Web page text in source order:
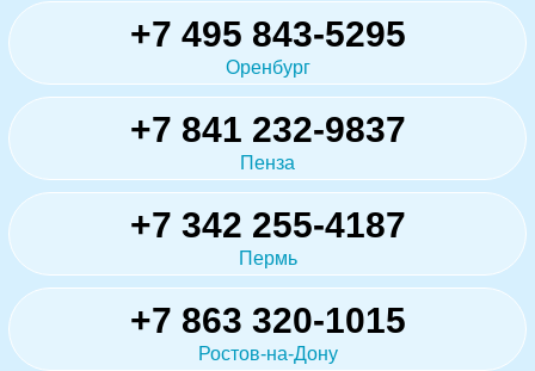
+7 495 843-5295
Оренбург
+7 841 232-9837
Пенза
+7 342 255-4187
Пермь
+7 863 320-1015
Ростов-на-Дону